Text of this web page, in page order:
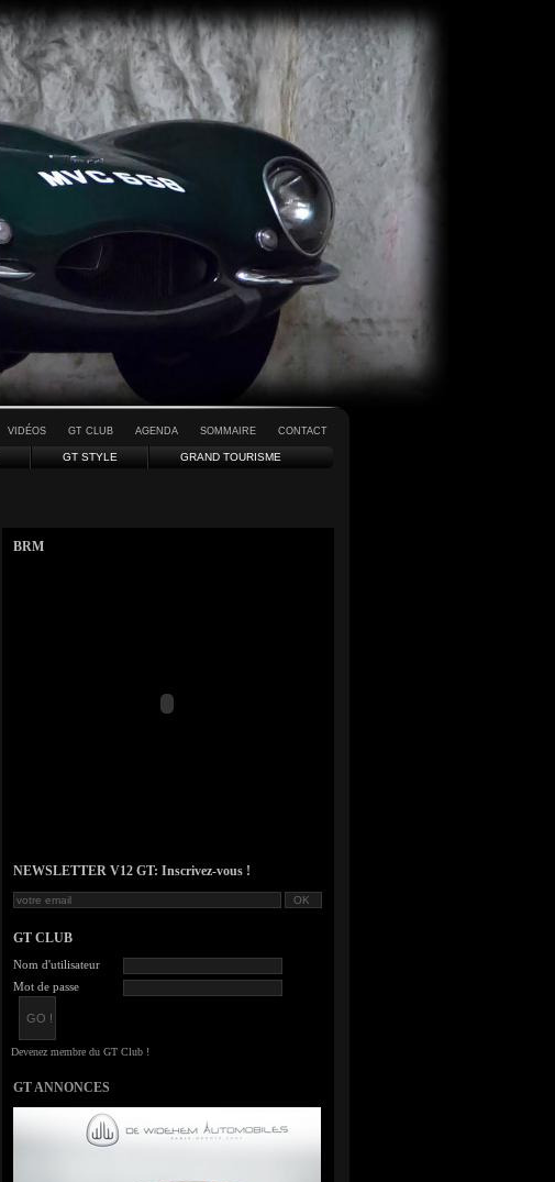
VIDÉOS GT CLUB AGENDA SOMMAIRE CONTACT
GT STYLE GRAND TOURISME
BRM
NEWSLETTER V12 GT: Inscrivez-vous !
GT CLUB
Nom d'utilisateur
Mot de passe
GT ANNONCES